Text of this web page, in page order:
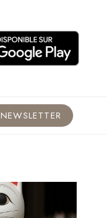
NEWSLETTER